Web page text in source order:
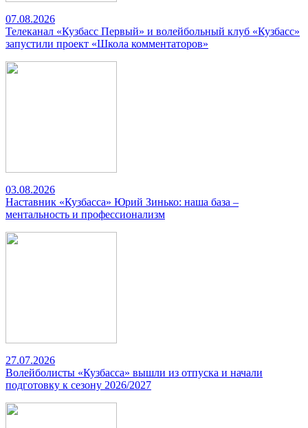
07.08.2026
Телеканал «Кузбасс Первый» и волейбольный клуб «Кузбасс»
запустили проект «Школа комментаторов»
03.08.2026
Наставник «Кузбасса» Юрий Зинько: наша база –
ментальность и профессионализм
27.07.2026
Волейболисты «Кузбасса» вышли из отпуска и начали
подготовку к сезону 2026/2027